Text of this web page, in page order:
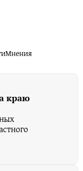
Мнения
краю